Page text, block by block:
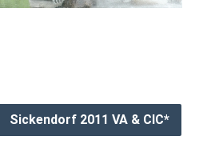
Sickendorf 2011 VA & CIC*